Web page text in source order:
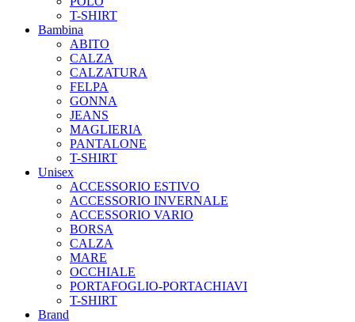
T-SHIRT
Bambina
ABITO
CALZA
CALZATURA
FELPA
GONNA
JEANS
MAGLIERIA
PANTALONE
T-SHIRT
Unisex
ACCESSORIO ESTIVO
ACCESSORIO INVERNALE
ACCESSORIO VARIO
BORSA
CALZA
MARE
OCCHIALE
PORTAFOGLIO-PORTACHIAVI
T-SHIRT
Brand